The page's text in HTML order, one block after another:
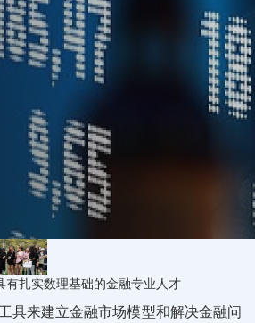
有扎实数理基础的金融专业人才
具来建立金融市场模型和解决金融问